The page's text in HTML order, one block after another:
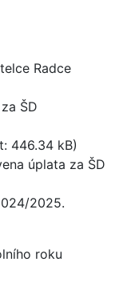
Radce
ŠD
446.34 kB)
úplata za ŠD
2025.
roku